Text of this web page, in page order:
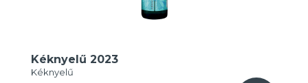
Kéknyelű 2023
Kéknyelű